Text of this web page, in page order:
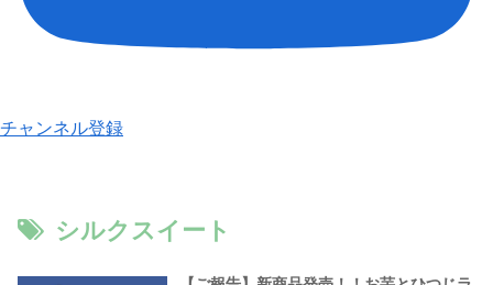
チャンネル登録
シルクスイート